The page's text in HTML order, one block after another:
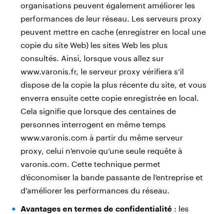
organisations peuvent également améliorer les
performances de leur réseau. Les serveurs proxy
peuvent mettre en cache (enregistrer en local une
copie du site Web) les sites Web les plus
consultés. Ainsi, lorsque vous allez sur
www.varonis.fr, le serveur proxy vérifiera s’il
dispose de la copie la plus récente du site, et vous
enverra ensuite cette copie enregistrée en local.
Cela signifie que lorsque des centaines de
personnes interrogent en même temps
www.varonis.com à partir du même serveur
proxy, celui n’envoie qu’une seule requête à
varonis.com. Cette technique permet
d’économiser la bande passante de l’entreprise et
d’améliorer les performances du réseau.
Avantages en termes de confidentialité : les